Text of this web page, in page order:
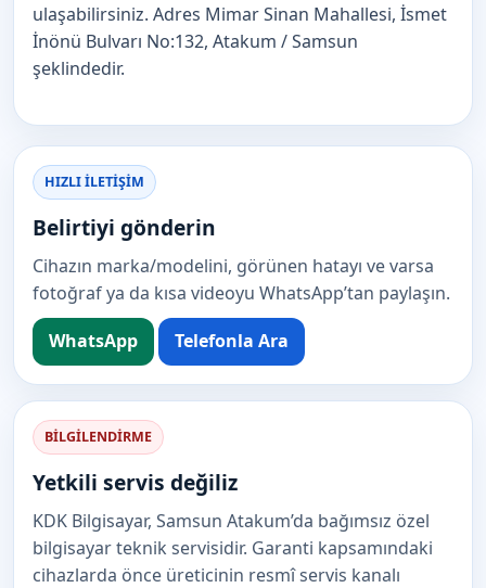
ulaşabilirsiniz. Adres Mimar Sinan Mahallesi, İsmet
İnönü Bulvarı No:132, Atakum / Samsun
şeklindedir.
HIZLI ILETIŞIM
Belirtiyi gönderin
Cihazın marka/modelini, görünen hatayı ve varsa
fotoğraf ya da kısa videoyu WhatsApp’tan paylaşın.
WhatsApp Telefonla Ara
BILGILENDIRME
Yetkili servis değiliz
KDK Bilgisayar, Samsun Atakum’da bağımsız özel
bilgisayar teknik servisidir. Garanti kapsamındaki
cihazlarda önce üreticinin resmî servis kanalı